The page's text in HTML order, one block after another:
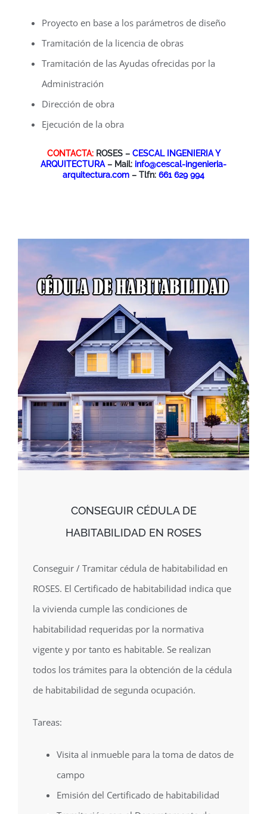
Proyecto en base a los parámetros de diseño
Tramitación de la licencia de obras
Tramitación de las Ayudas ofrecidas por la
Administración
Dirección de obra
Ejecución de la obra
CONTACTA:ROSES – CESCAL INGENIERIA Y
ARQUITECTURA – Mail: info@cescal-ingenieria-
arquitectura.com – Tlfn: 661 629 994
CONSEGUIR CÉDULA DE
HABITABILIDAD EN ROSES
Conseguir / Tramitar cédula de habitabilidad en
ROSES. El Certificado de habitabilidad indica que
la vivienda cumple las condiciones de
habitabilidad requeridas por la normativa
vigente y por tanto es habitable. Se realizan
todos los trámites para la obtención de la cédula
de habitabilidad de segunda ocupación.
Tareas:
Visita al inmueble para la toma de datos de
campo
Emisión del Certificado de habitabilidad